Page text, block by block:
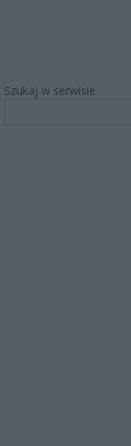
Szukaj w serwisie